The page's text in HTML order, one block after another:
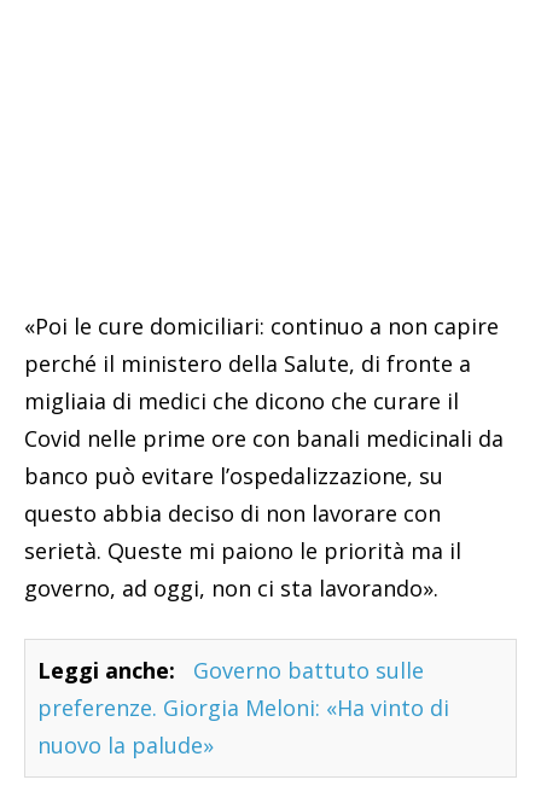
«Poi le cure domiciliari: continuo a non capire
perché il ministero della Salute, di fronte a
migliaia di medici che dicono che curare il
Covid nelle prime ore con banali medicinali da
banco può evitare l’ospedalizzazione, su
questo abbia deciso di non lavorare con
serietà. Queste mi paiono le priorità ma il
governo, ad oggi, non ci sta lavorando».
Leggi anche:
Governo battuto sulle
preferenze. Giorgia Meloni: «Ha vinto di
nuovo la palude»